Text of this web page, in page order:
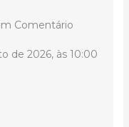
Comentário
de 2026, às 10:00